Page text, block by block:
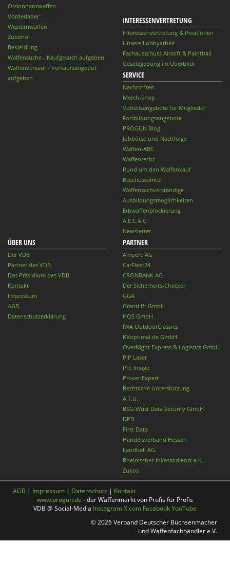
Ordonnanzwaffen
Vorderlader
Westernwaffen
Zubehör
Bekleidung
Waffensuche - Kaufgesuch aufgeben
Waffenverkauf - Verkaufsangebot
aufgeben
INTERESSENVERTRETUNG
Interessenvertretung & Positionen
Unsere Lobbyarbeit
Fachausschuss Airsoft & Paintball
Gesetzgebung im Überblick
SERVICE
Nachrichten
Merch-Shop
Vorteilsangebote für Mitglieder
Fortbildungsangebote
PROGUN Blog
Jobbörse und Nachfolge
Waffen-ABC
Waffenrecht
Rund um den Waffenkauf
Beschussämter
Waffensachverständige
Ausbildungsmöglichkeiten
Erbwaffenblockierung
A.E.C.A.C.
Newsletter
ÜBER UNS
Der VDB
Partner des VDB
Das Präsidium des VDB
Kontakt
Impressum
AGB
Datenschutzerklärung
PARTNER
Ampere AG
CarFleet24
CRONBANK AG
Der Sicherheits-Checker
GGA
GrantLift GmbH
HQS GmbH
IWA OutdoorClassics
KVoptimal.de GmbH
OverNight Express & Logistics GmbH
PiP Laser
Pro Image
ProvenExpert
Rechtliche Unterstützung
A.T.U.
BSG-Wüst Data Security GmbH
DPD
First Data
Handelsverband Hessen
Landbell AG
Rheinischer-Inkassodienst e.K.
Zukos
AGB | Impressum | Datenschutz | Kontakt
www.progun.de - der Waffenmarkt von Profis für Profis
VDB @ Social-Media InstagramX.com FacebookYouTube
© 2026 Verband Deutscher Büchsenmacher
und Waffenfachhändler e.V.